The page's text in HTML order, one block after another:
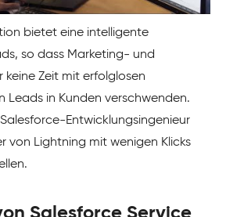
bietet eine intelligente
so dass Marketing- und
keine Zeit mit erfolglosen
Leads in Kunden verschwenden.
Entwicklungsingenieur
von Lightning mit wenigen Klicks
Salesforce Service